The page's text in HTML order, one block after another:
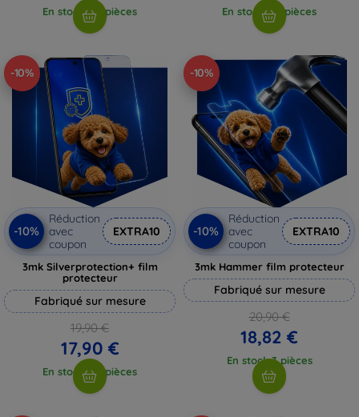
En stock > 5 pièces En stock > 5 pièces
-10%
-10%
Réduction
avec
coupon
EXTRA10
3mk Silverprotection+ film
protecteur
Fabriqué sur mesure
19,90 €
17,90 €
En stock > 5 pièces
-10%
-10%
Réduction
avec
coupon
EXTRA10
3mk Hammer film protecteur
Fabriqué sur mesure
20,90 €
18,82 €
En stock 3 pièces